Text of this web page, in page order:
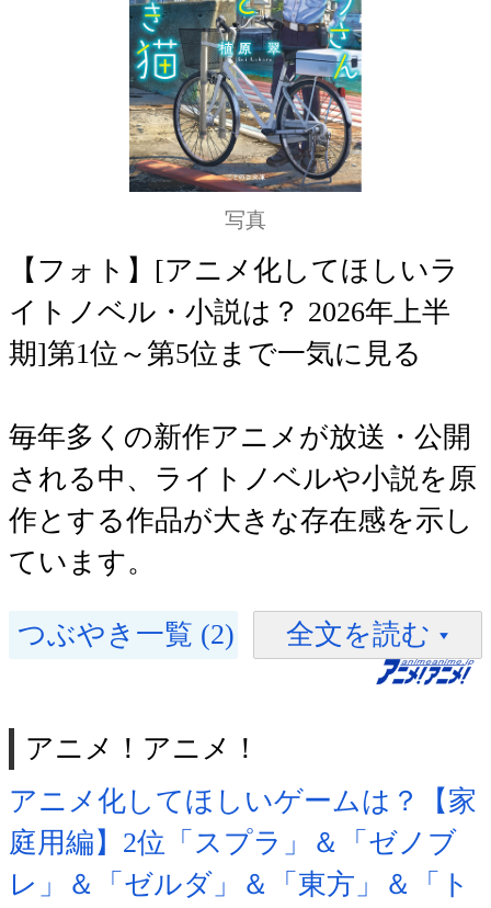
写真
【フォト】[アニメ化してほしいラ
イトノベル・小説は？ 2026年上半
期]第1位～第5位まで一気に見る
毎年多くの新作アニメが放送・公開
される中、ライトノベルや小説を原
作とする作品が大きな存在感を示し
ています。
つぶやき一覧 (2) 全文を読む
アニメ！アニメ！
アニメ化してほしいゲームは？【家
庭用編】2位「スプラ」＆「ゼノブ
レ」＆「ゼルダ」＆「東方」＆「ト